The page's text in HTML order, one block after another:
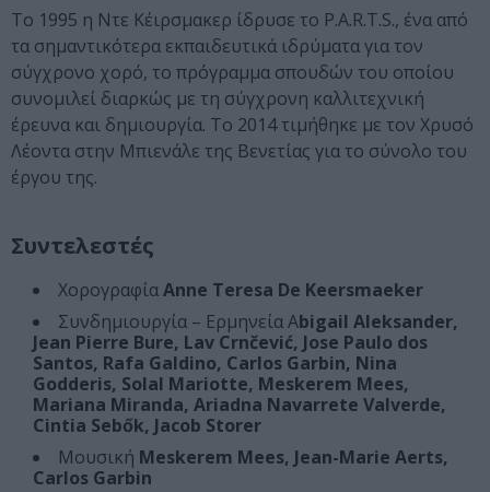
Το 1995 η Ντε Κέιρσμακερ ίδρυσε το P.A.R.T.S., ένα από
τα σημαντικότερα εκπαιδευτικά ιδρύματα για τον
σύγχρονο χορό, το πρόγραμμα σπουδών του οποίου
συνομιλεί διαρκώς με τη σύγχρονη καλλιτεχνική
έρευνα και δημιουργία. Το 2014 τιμήθηκε με τον Χρυσό
Λέοντα στην Μπιενάλε της Βενετίας για το σύνολο του
έργου της.
Συντελεστές
ΧορογραφίαAnne Teresa De Keersmaeker
Συνδημιουργία – Ερμηνεία Abigail Aleksander,
Jean Pierre Bure, Lav Crnčević, Jose Paulo dos
Santos, Rafa Galdino, Carlos Garbin, Nina
Godderis, Solal Mariotte, Meskerem Mees,
Mariana Miranda, Ariadna Navarrete Valverde,
Cintia Sebők, Jacob Storer
Μουσική Meskerem Mees, Jean-Marie Aerts,
Carlos Garbin